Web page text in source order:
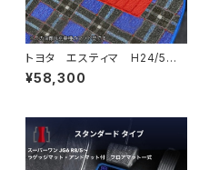
トヨタ エスティマ H24/5〜R
1/10（後期） 50系 フロアマッ
ト一式 カーマット 神戸タータ
¥58,300